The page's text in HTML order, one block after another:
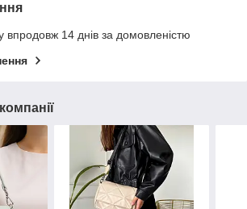
впродовж 14 днів за домовленістю